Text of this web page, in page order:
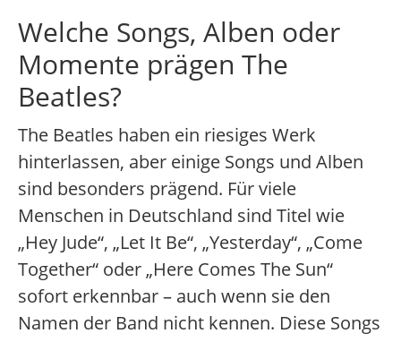
Welche Songs, Alben oder
Momente prägen The
Beatles?
The Beatles haben ein riesiges Werk
hinterlassen, aber einige Songs und Alben
sind besonders prägend. Für viele
Menschen in Deutschland sind Titel wie
„Hey Jude“, „Let It Be“, „Yesterday“, „Come
Together“ oder „Here Comes The Sun“
sofort erkennbar – auch wenn sie den
Namen der Band nicht kennen. Diese Songs